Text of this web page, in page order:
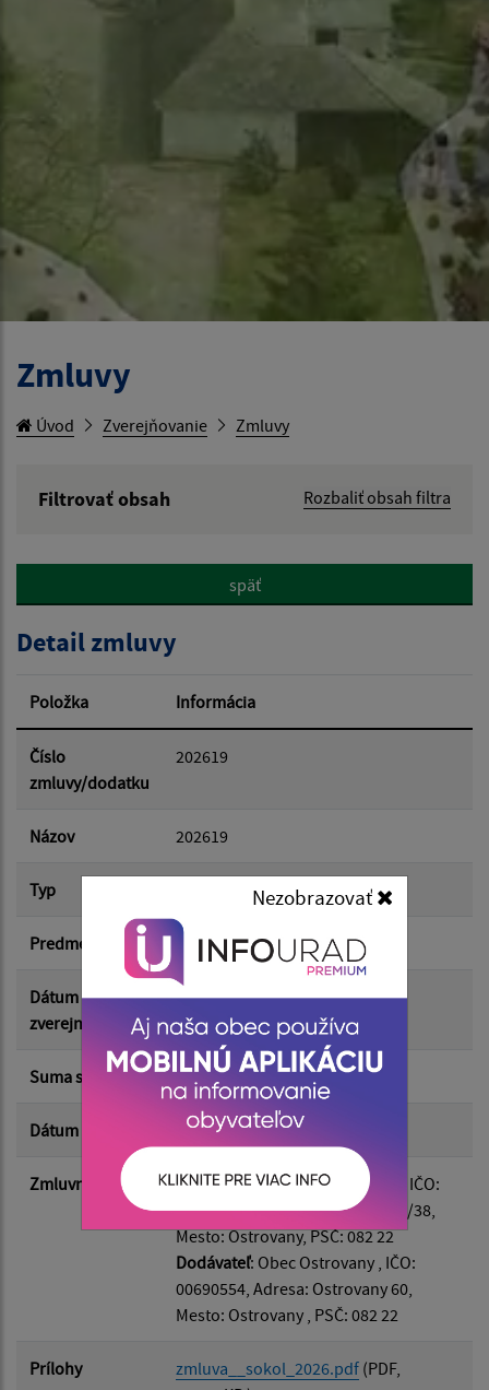
Nezobrazovať
Zmluvy
Úvod Zverejňovanie Zmluvy
Filtrovať obsah
Rozbaliť obsah filtra
Hľadať v:
Dátum od:
Dátum do:
Suma od:
Filtrovať Reset
späť
Detail zmluvy
Položka Informácia
Číslo
zmluvy/dodatku
202619
Názov 202619
Typ Hlavná zmluva
Predmet Dotácia z rozpočtu obce
Dátum
zverejnenia
25.05.2026
Suma s DPH* 3 500.00 €
Dátum uzavretia 25.05.2026
Zmluvná strana Odberateľ: TJ Sokol Ostrovany , IČO:
37875108, Adresa: Kostolná 230/38,
Mesto: Ostrovany, PSČ: 082 22
Dodávateľ: Obec Ostrovany , IČO:
00690554, Adresa: Ostrovany 60,
Mesto: Ostrovany , PSČ: 082 22
Prílohy zmluva__sokol_2026.pdf (PDF,